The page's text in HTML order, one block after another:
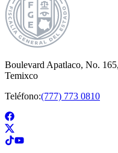
Boulevard Apatlaco, No.
Temixco
Teléfono:(777) 773 0810